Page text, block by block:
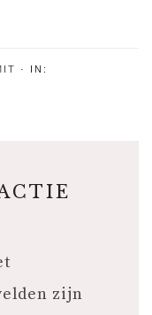
IN:
zijn